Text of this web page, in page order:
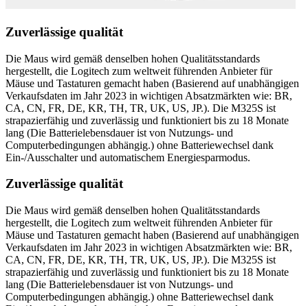
Zuverlässige qualität
Die Maus wird gemäß denselben hohen Qualitätsstandards
hergestellt, die Logitech zum weltweit führenden Anbieter für
Mäuse und Tastaturen gemacht haben (Basierend auf unabhängigen
Verkaufsdaten im Jahr 2023 in wichtigen Absatzmärkten wie: BR,
CA, CN, FR, DE, KR, TH, TR, UK, US, JP.). Die M325S ist
strapazierfähig und zuverlässig und funktioniert bis zu 18 Monate
lang (Die Batterielebensdauer ist von Nutzungs- und
Computerbedingungen abhängig.) ohne Batteriewechsel dank
Ein-/Ausschalter und automatischem Energiesparmodus.
Zuverlässige qualität
Die Maus wird gemäß denselben hohen Qualitätsstandards
hergestellt, die Logitech zum weltweit führenden Anbieter für
Mäuse und Tastaturen gemacht haben (Basierend auf unabhängigen
Verkaufsdaten im Jahr 2023 in wichtigen Absatzmärkten wie: BR,
CA, CN, FR, DE, KR, TH, TR, UK, US, JP.). Die M325S ist
strapazierfähig und zuverlässig und funktioniert bis zu 18 Monate
lang (Die Batterielebensdauer ist von Nutzungs- und
Computerbedingungen abhängig.) ohne Batteriewechsel dank